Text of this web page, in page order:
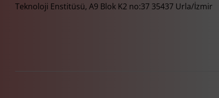
Teknoloji Enstitüsü, A9 Blok K2 no:37 35437 Urla/İzmir